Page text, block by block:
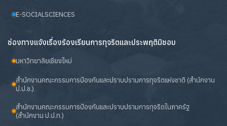
E-SOCIALSCIENCES
ช่องทางแจ้งเรื่องร้องเรียนการทุจริตและประพฤติมิชอบ
มหาวิทยาลัยเชียงใหม่
สำนักงานคณะกรรมการป้องกันและปราบปรามการทุจริตแห่งชาติ (สำนักงาน
ป.ป.ช.)
สำนักงานคณะกรรมการป้องกันและปราบปรามการทุจริตในภาครัฐ
(สำนักงาน ป.ป.ท.)